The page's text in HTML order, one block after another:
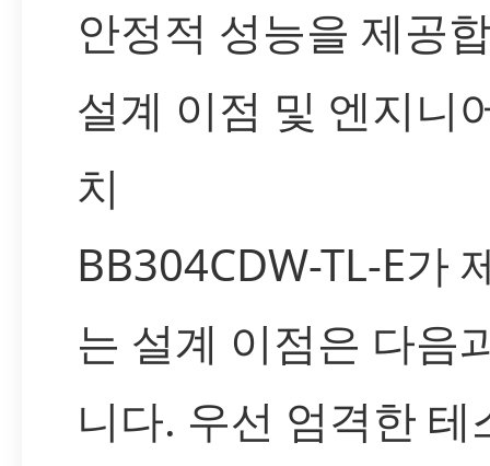
안정적 성능을 제공
설계 이점 및 엔지니
치
BB304CDW-TL-E가
는 설계 이점은 다음
니다. 우선 엄격한 테